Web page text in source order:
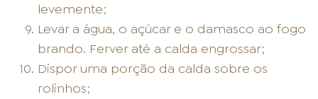
levemente;
Levar a água, o açúcar e o damasco ao fogo
brando. Ferver até a calda engrossar;
Dispor uma porção da calda sobre os
rolinhos;